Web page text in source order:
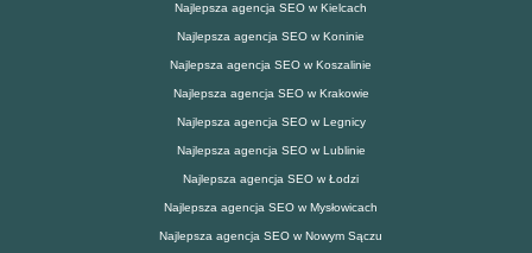
Najlepsza agencja SEO w Kielcach
Najlepsza agencja SEO w Koninie
Najlepsza agencja SEO w Koszalinie
Najlepsza agencja SEO w Krakowie
Najlepsza agencja SEO w Legnicy
Najlepsza agencja SEO w Lublinie
Najlepsza agencja SEO w Łodzi
Najlepsza agencja SEO w Mysłowicach
Najlepsza agencja SEO w Nowym Sączu